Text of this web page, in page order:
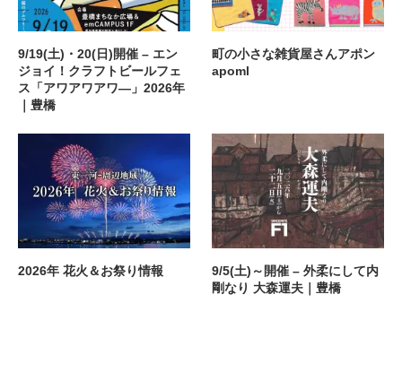
9/19(土)・20(日)開催 – エン
ジョイ！クラフトビールフェ
ス「アワアワアワ―」2026年
｜豊橋
町の小さな雑貨屋さんアポン
apoml
2026年 花火＆お祭り情報
9/5(土)～開催 – 外柔にして内
剛なり 大森運夫｜豊橋